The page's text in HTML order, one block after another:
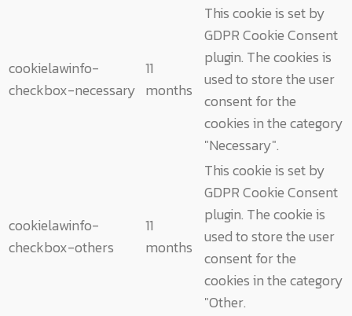
cookielawinfo-
checkbox-necessary
11
months
This cookie is set by
GDPR Cookie Consent
plugin. The cookies is
used to store the user
consent for the
cookies in the category
"Necessary".
cookielawinfo-
checkbox-others
11
months
This cookie is set by
GDPR Cookie Consent
plugin. The cookie is
used to store the user
consent for the
cookies in the category
"Other.